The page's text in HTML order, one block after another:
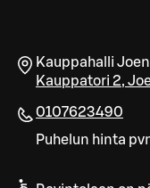
Kauppahalli
Kauppatori 2,
0107623490
Puhelun hinta